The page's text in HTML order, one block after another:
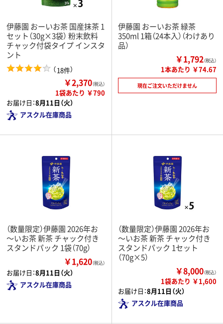
伊藤園 おーいお茶 国産抹茶 1
セット（30g×3袋） 粉末飲料
チャック付袋タイプ インスタ
ント
（18件）
￥2,370（税込）
1袋あたり ￥790
お届け日：8月11日（火）
アスクル在庫商品
伊藤園 おーいお茶 緑茶
350ml 1箱（24本入）（わけあり
品）
￥1,792（税込）
1本あたり ￥74.67
現在ご注文いただけません
（数量限定）伊藤園 2026年お
～いお茶 新茶 チャック付き
スタンドパック 1袋（70g）
￥1,620（税込）
お届け日：8月11日（火）
アスクル在庫商品
（数量限定）伊藤園 2026年お
～いお茶 新茶 チャック付き
スタンドパック 1セット
（70g×5）
￥8,000（税込）
1袋あたり ￥1,600
お届け日：8月11日（火）
アスクル在庫商品